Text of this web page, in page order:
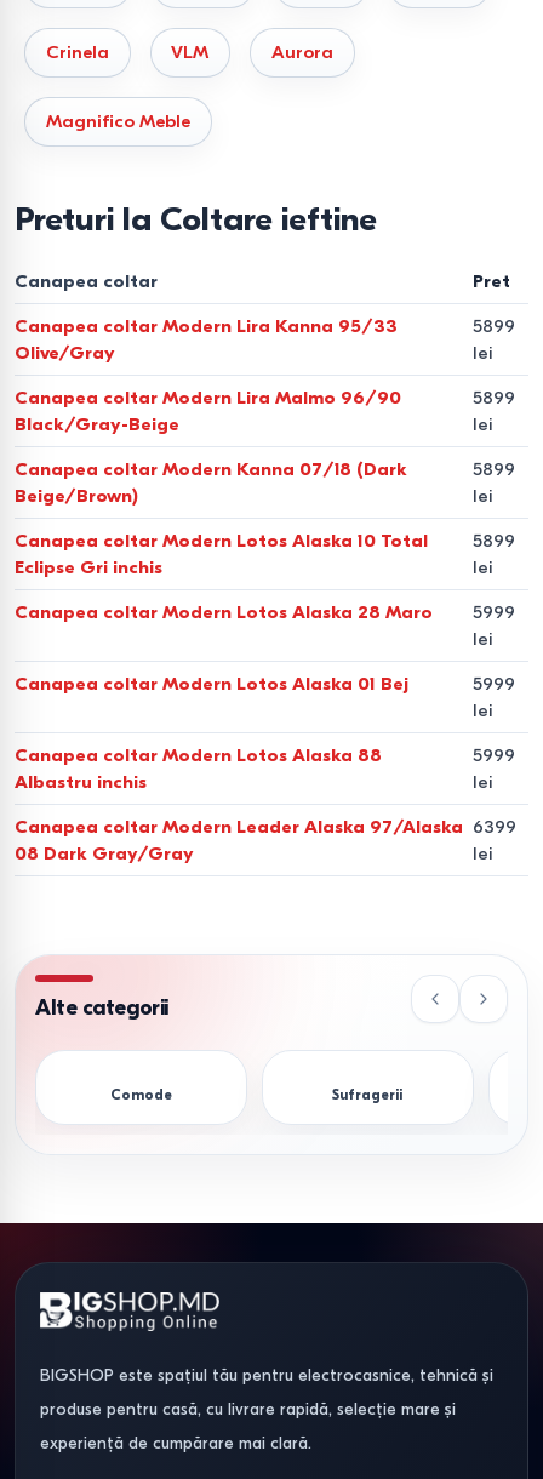
depozitarea lenjeriei, permițând utilizarea eficientă a
spațiului din cameră.
Versatilitateavem în stoc coltare living cu colț pe
stânga sau pe dreapta, precum și coltare modulare, a
Materiale și calitatea
Durabilitatea mobilierului depinde direct de structura sa
internă. Modelele noastre de mobila moale (coltare) sunt
Carcasă lemn durabil și elemente metalice ranforsate.
Umpluturăblocuri de arcuri ortopedice (Bonnel sau
Pocket Spring) în combinație cu spumă poliuretanică (PPU)
de înaltă densitate.
Tapițeriemateriale rezistente la uzură, cum ar fi stofa
elegantă sau piele naturală de elită.
De ce să comanzi un coltar la
Bigshop.md?
Am creat condiții optime pentru locuitorii din regiunea
noastră, astfel încât achiziția de mobilier să fie accesibilă
Prețuri mici -livrările directe ne permit să oferim cele mai
bune prețuri pentru coltare extensibile ieftine și modele
premium în Moldova.
posibilitatea de a achiziționa produse în
credit sau în rate cu 0% dobândă, fără plăți suplimentare.
confort absolut în doar câteva zile!
Crinela VLM Aurora
Magnifico Meble
Preturi la Coltare ieftine
Canapea coltar Pret
Canapea coltar Modern Lira Kanna 95/33
Olive/Gray
5899
lei
Canapea coltar Modern Lira Malmo 96/90
Black/Gray-Beige
5899
lei
Canapea coltar Modern Kanna 07/18 (Dark
Beige/Brown)
5899
lei
Canapea coltar Modern Lotos Alaska 10 Total
Eclipse Gri inchis
5899
lei
Canapea coltar Modern Lotos Alaska 28 Maro
5999
lei
Canapea coltar Modern Lotos Alaska 01 Bej
5999
lei
Canapea coltar Modern Lotos Alaska 88
Albastru inchis
5999
lei
Canapea coltar Modern Leader Alaska 97/Alaska
08 Dark Gray/Gray
6399
lei
Alte categorii
Comode Sufragerii
BIGSHOP este spațiul tău pentru electrocasnice, tehnică și
produse pentru casă, cu livrare rapidă, selecție mare și
experiență de cumpărare mai clară.